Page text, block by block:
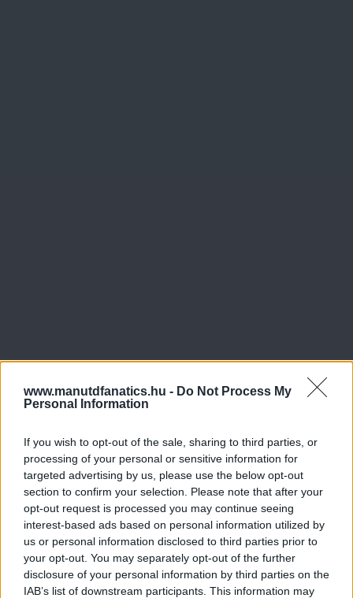
www.manutdfanatics.hu - Do Not Process My
Personal Information
If you wish to opt-out of the sale, sharing to third parties, or
processing of your personal or sensitive information for
targeted advertising by us, please use the below opt-out
section to confirm your selection. Please note that after your
opt-out request is processed you may continue seeing
interest-based ads based on personal information utilized by
us or personal information disclosed to third parties prior to
your opt-out. You may separately opt-out of the further
disclosure of your personal information by third parties on the
IAB’s list of downstream participants. This information may